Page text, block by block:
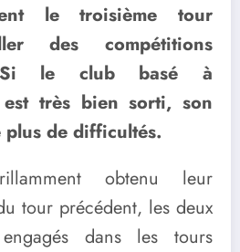
le troisième tour
des compétitions
Si le club basé à
est très bien sorti, son
de difficultés.
obtenu leur
tour précédent, les deux
dans les tours